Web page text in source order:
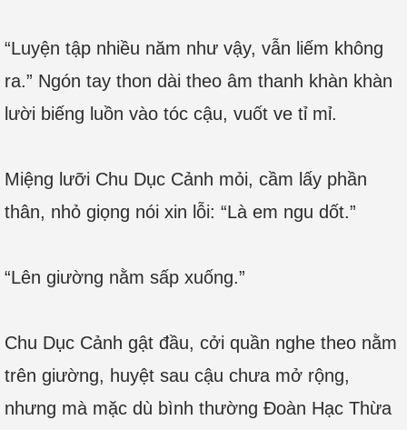
“Luyện tập nhiều năm như vậy, vẫn liếm không
ra.” Ngón tay thon dài theo âm thanh khàn khàn
lười biếng luồn vào tóc cậu, vuốt ve tỉ mỉ.
Miệng lưỡi Chu Dục Cảnh mỏi, cầm lấy phần
thân, nhỏ giọng nói xin lỗi: “Là em ngu dốt.”
“Lên giường nằm sấp xuống.”
Chu Dục Cảnh gật đầu, cởi quần nghe theo nằm
trên giường, huyệt sau cậu chưa mở rộng,
nhưng mà mặc dù bình thường Đoàn Hạc Thừa